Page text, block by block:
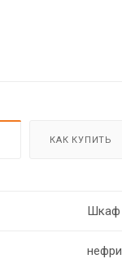
КАК КУПИТЬ
Шкаф